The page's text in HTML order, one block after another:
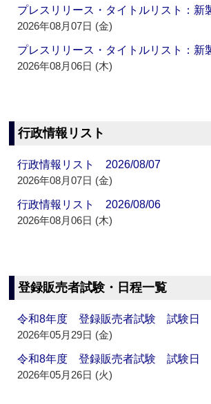
プレスリリース・タイトルリスト：
2026年08月07日 (金)
プレスリリース・タイトルリスト：
2026年08月06日 (木)
行政情報リスト
行政情報リスト 2026/08/07
2026年08月07日 (金)
行政情報リスト 2026/08/06
2026年08月06日 (木)
登録販売者試験・日程一覧
令和8年度 登録販売者試験 試験日
2026年05月29日 (金)
令和8年度 登録販売者試験 試験日
2026年05月26日 (火)